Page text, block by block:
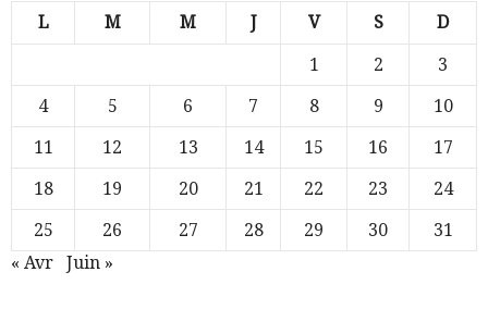
L M M J V S D
1 2
3
4
5 6 7 8 9
10
11
12 13 14 15 16
17
18
19 20 21 22 23
24
25
26 27 28 29 30
31
« Avr
Juin »